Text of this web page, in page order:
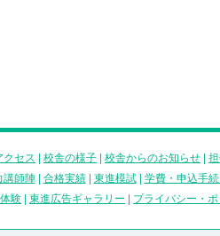
クセス 校舎の様子 校舎からのお知らせ
講師陣| 合格実績| 東進模試| 学費・申込手続
験
東進広告ギャラリー プライバシー・